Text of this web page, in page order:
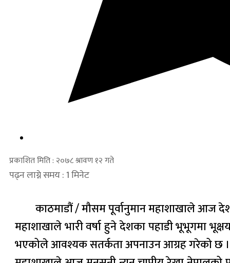
प्रकाशित मिति : २०७८ श्रावण १२ गते
पढ्न लाग्ने समय : 1 मिनेट
काठमाडौं / मौसम पूर्वानुमान महाशाखाले आज
महाशाखाले भारी वर्षा हुने देशका पहाडी भूभूगमा
भएकोले आवश्यक सतर्कता अपनाउन आग्रह गरेको छ ।